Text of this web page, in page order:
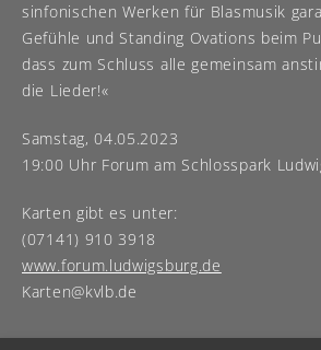
sinfonischen Werken für Blasmusik
Gefühle und Standing Ovations beim
dass zum Schluss alle gemeinsam
die Lieder!«
Samstag, 04.05.2023
19:00 Uhr Forum am Schlosspark
Karten gibt es unter:
(07141) 910 3918
www.forum.ludwigsburg.de
Karten@kvlb.de